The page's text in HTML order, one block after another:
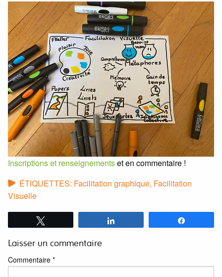
Inscriptions et renseignementset en commentaire !
ÉTIQUETTES: Facilitation graphique, Facilitation
Visuelle
Laisser un commentaire
Commentaire *